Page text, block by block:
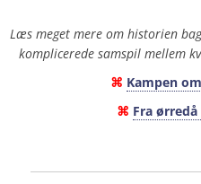
Læs meget mere om historien
komplicerede samspil mellem
⌘ Kampen
⌘ Fra